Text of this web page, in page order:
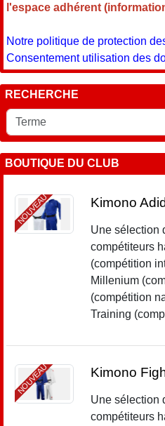
l'espace adhérent
Notre politique de protection
Consentement utilisation des
RECHERCHE
BOUTIQUE DU CLUB
NOUVEAU Kimono
Une sélection
compétiteurs
(compétition
Millenium
(compétition
Training
NOUVEAU Kimono
Une sélection
compétiteurs